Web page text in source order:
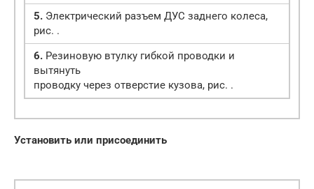
5. Электрический разъем ДУС заднего колеса,
рис. .
6. Резиновую втулку гибкой проводки и
вытянуть
проводку через отверстие кузова, рис. .
Установить или присоединить